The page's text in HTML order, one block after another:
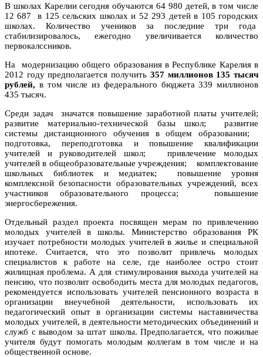
В школах Карелии сегодня обучаются 64 980 детей, в том числе
12 687 в 125 сельских школах и 52 293 детей в 105 городских
школах. Количество учеников за последние три года
стабилизировалось, ежегодно увеличивается количество
первокалссников.
На модернизацию общего образования в Республике Карелия в
2012 году предполагается получить 357 миллионов 135 тысяч
рублей, в том числе из федерального бюджета 339 миллионов
435 тысяч.
Среди задач значатся повышение заработной платы учителей;
развитие материально-технической базы школ; развитие
системы дистанционного обучения в общем образовании;
подготовка, переподготовка и повышение квалификации
учителей и руководителей школ;
привлечение молодых
учителей в общеобразовательные учреждения;
комплектование
школьных библиотек и медиатек; повышение уровня
комплексной безопасности образовательных учреждений, всех
участников образовательного процесса;
повышение
энергосбережения.
Отдельный раздел проекта посвящен мерам по привлечению
молодых учителей в школы. Министерство образования РК
изучает потребности молодых учителей в жилье и специальной
ипотеке. Считается, что это позволит привлечь молодых
специалистов к работе на селе, где наиболее остро стоит
жилищная проблема. А для стимулирования выхода учителей на
пенсию, что позволит освободить места для молодых педагогов,
рекомендуется использовать учителей пенсионного возраста в
организации внеучебной деятельности, использовать их
педагогический опыт в организации системы наставничества
молодых учителей, в деятельности методических объединений и
служб с выводом за штат школы. Предполагается, что пожилые
учителя будут помогать молодым коллегам в том числе и на
общественной основе.